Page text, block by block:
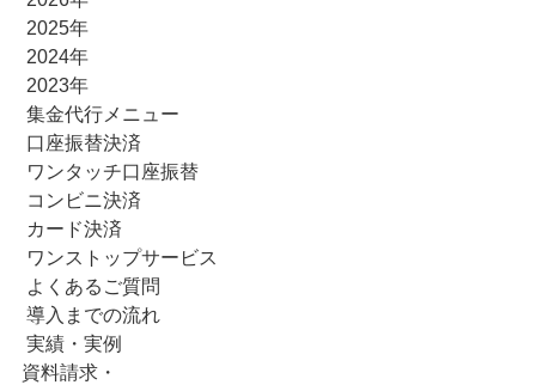
2025年
2024年
2023年
集金代行メニュー
口座振替決済
ワンタッチ口座振替
コンビニ決済
カード決済
ワンストップサービス
よくあるご質問
導入までの流れ
実績・実例
資料請求・